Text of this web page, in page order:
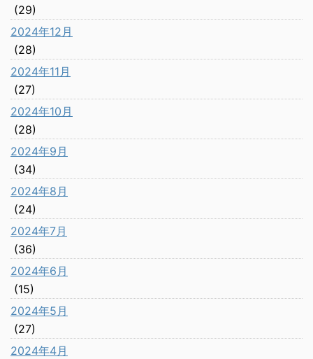
(29)
2024年12月
(28)
2024年11月
(27)
2024年10月
(28)
2024年9月
(34)
2024年8月
(24)
2024年7月
(36)
2024年6月
(15)
2024年5月
(27)
2024年4月